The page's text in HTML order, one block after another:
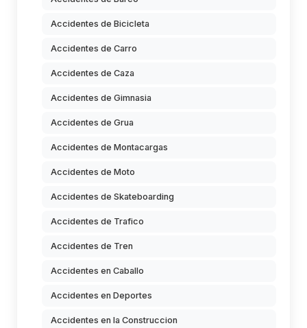
Accidentes de Bicicleta
Accidentes de Carro
Accidentes de Caza
Accidentes de Gimnasia
Accidentes de Grua
Accidentes de Montacargas
Accidentes de Moto
Accidentes de Skateboarding
Accidentes de Trafico
Accidentes de Tren
Accidentes en Caballo
Accidentes en Deportes
Accidentes en la Construccion